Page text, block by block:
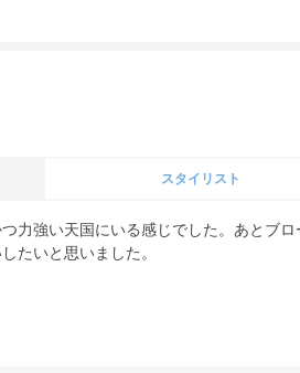
スタイリスト
力強い天国にいる感じでした。あとブロ
たいと思いました。